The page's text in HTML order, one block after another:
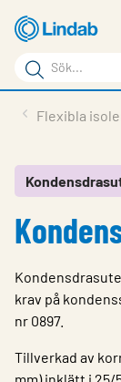
Hoppa
till
huvudinnehållet
Sökord
Sök
på
Service &
Hållbarhet
Kontakt
Logga in
Choose
Sweden
Flexibla
krav på
nr 0897.
Tillverkad av
mm) inklätt i 25/